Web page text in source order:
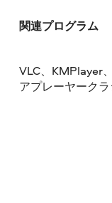
関連プログラム
VLC、KMPlayer
アプレーヤークラ